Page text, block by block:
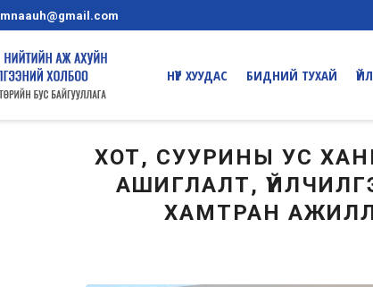
mnaauh@gmail.com
HҮҮP ХУУДАС БИДНИЙ ТУХАЙ
ХОТ, СУУРИНЫ УС
АШИГЛАЛТ,
ХАМТРАН